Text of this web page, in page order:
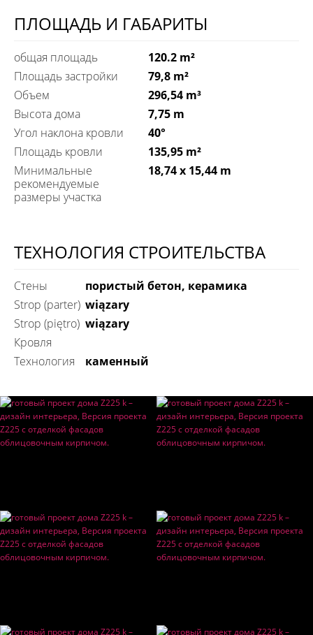
ПЛОЩАДЬ И ГАБАРИТЫ
общая площадь
120.2 m²
Площадь застройки
79,8 m²
Объем
296,54 m³
Высота дома
7,75 m
Угол наклона кровли
40°
Площадь кровли
135,95 m²
Минимальные
рекомендуемые
размеры участка
18,74 x 15,44 m
ТЕХНОЛОГИЯ СТРОИТЕЛЬСТВА
Стены
пористый бетон, керамика
Strop (parter) wiązary
Strop (piętro) wiązary
Кровля
технология
каменный